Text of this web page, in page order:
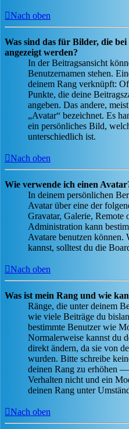
Nach oben
Was sind das für Bilder, die
angezeigt werden?
In der Beitragsansicht
Benutzernamen stehen.
deinem Rang verknüpft:
Punkte, die deine
angeben. Das andere,
„Avatar“ bezeichnet. Es
ein persönliches Bild,
unterschiedlich ist.
Nach oben
Wie verwende ich einen
In deinem persönlichen
Avatar über eine der
Gravatar, Galerie,
Administration kann
Avatare benutzen können.
kannst, solltest du die
Nach oben
Was ist mein Rang und wie
Ränge, die unter deinem
wie viele Beiträge du
bestimmte Benutzer wie
Normalerweise kannst du
direkt ändern, da sie von
wurden. Bitte schreibe
deinen Rang zu erhöhen
Verhalten nicht und ein
deinen Rang unter
Nach oben